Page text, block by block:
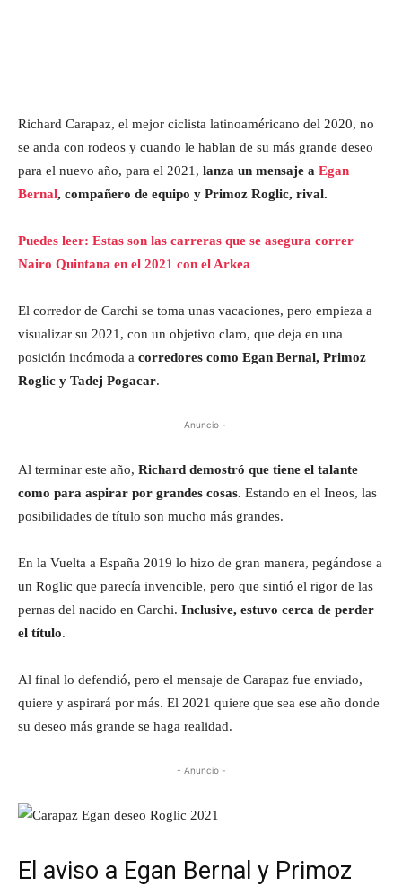
Richard Carapaz, el mejor ciclista latinoaméricano del 2020, no
se anda con rodeos y cuando le hablan de su más grande deseo
para el nuevo año, para el 2021, lanza un mensaje a Egan
Bernal, compañero de equipo y Primoz Roglic, rival.
Puedes leer: Estas son las carreras que se asegura correr
Nairo Quintana en el 2021 con el Arkea
El corredor de Carchi se toma unas vacaciones, pero empieza a
visualizar su 2021, con un objetivo claro, que deja en una
posición incómoda a corredores como Egan Bernal, Primoz
Roglic y Tadej Pogacar.
- Anuncio -
Al terminar este año, Richard demostró que tiene el talante
como para aspirar por grandes cosas. Estando en el Ineos, las
posibilidades de título son mucho más grandes.
En la Vuelta a España 2019 lo hizo de gran manera, pegándose a
un Roglic que parecía invencible, pero que sintió el rigor de las
pernas del nacido en Carchi. Inclusive, estuvo cerca de perder
el título.
Al final lo defendió, pero el mensaje de Carapaz fue enviado,
quiere y aspirará por más. El 2021 quiere que sea ese año donde
su deseo más grande se haga realidad.
- Anuncio -
El aviso a Egan Bernal y Primoz